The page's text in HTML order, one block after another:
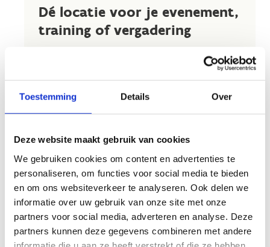
Toestemming Details Over
Deze website maakt gebruik van cookies
We gebruiken cookies om content en advertenties te
personaliseren, om functies voor social media te bieden
en om ons websiteverkeer te analyseren. Ook delen we
informatie over uw gebruik van onze site met onze
partners voor social media, adverteren en analyse. Deze
partners kunnen deze gegevens combineren met andere
Dé locatie voor je evenement,
training of vergadering
Op zoek naar een veld voor je vriendschappelijke
wedstrijd, een vergaderzaal nodig voor je
meeting van volgende week of een gewoon veel
plaats nodig voor je evenement? Bij ons kan het
allemaal. Reserveer nu makkelijk jouw gewenste
tijdens de kantooruren op
Reserveer je accomodatie online
Ik wil een evenement organiseren